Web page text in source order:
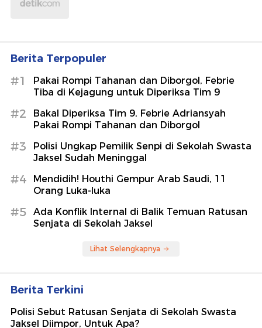
Berita Terpopuler
#1
Pakai Rompi Tahanan dan Diborgol, Febrie
Tiba di Kejagung untuk Diperiksa Tim 9
#2
Bakal Diperiksa Tim 9, Febrie Adriansyah
Pakai Rompi Tahanan dan Diborgol
#3
Polisi Ungkap Pemilik Senpi di Sekolah Swasta
Jaksel Sudah Meninggal
#4
Mendidih! Houthi Gempur Arab Saudi, 11
Orang Luka-luka
#5
Ada Konflik Internal di Balik Temuan Ratusan
Senjata di Sekolah Jaksel
Lihat Selengkapnya
Berita Terkini
Polisi Sebut Ratusan Senjata di Sekolah Swasta
Jaksel Diimpor, Untuk Apa?